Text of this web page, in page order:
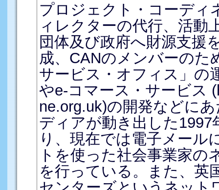
プロジェクト・コーディ
ィレクターの代行、活動
団体及び政府へ財源支援
成、CANのメンバーのた
サービス・オフィス」の
やe-コマース・サービス
ne.org.uk)の開発などに
ディアが動き出した1997
り、現在では電子メール
トを使った社会事業家の
を行っている。また、英